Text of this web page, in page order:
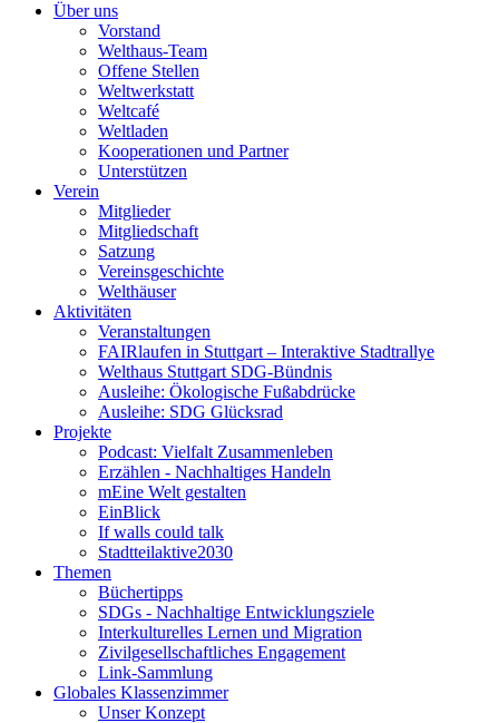
Über uns
Vorstand
Welthaus-Team
Offene Stellen
Weltwerkstatt
Weltcafé
Weltladen
Kooperationen und Partner
Unterstützen
Verein
Mitglieder
Mitgliedschaft
Satzung
Vereinsgeschichte
Welthäuser
Aktivitäten
Veranstaltungen
FAIRlaufen in Stuttgart – Interaktive Stadtrallye
Welthaus Stuttgart SDG-Bündnis
Ausleihe: Ökologische Fußabdrücke
Ausleihe: SDG Glücksrad
Projekte
Podcast: Vielfalt Zusammenleben
Erzählen - Nachhaltiges Handeln
mEine Welt gestalten
EinBlick
If walls could talk
Stadtteilaktive2030
Themen
Büchertipps
SDGs - Nachhaltige Entwicklungsziele
Interkulturelles Lernen und Migration
Zivilgesellschaftliches Engagement
Link-Sammlung
Globales Klassenzimmer
Unser Konzept